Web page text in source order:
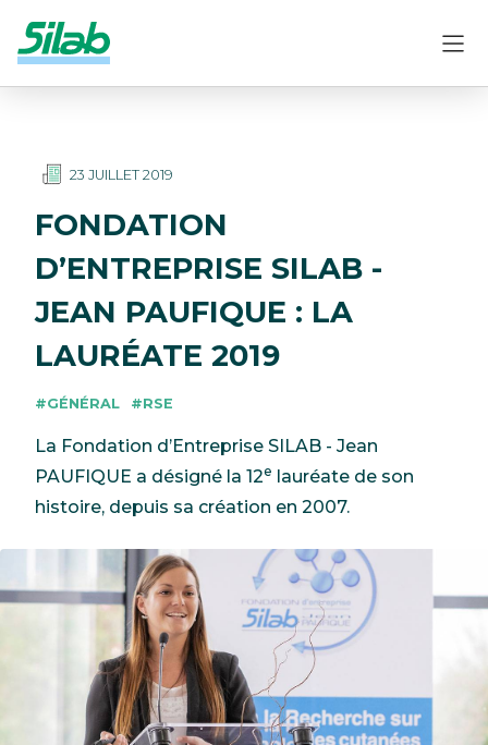
23 JUILLET 2019
FONDATION
D’ENTREPRISE SILAB -
JEAN PAUFIQUE : LA
LAURÉATE 2019
#GÉNÉRAL #RSE
La Fondation d’Entreprise SILAB - Jean
PAUFIQUE a désigné la 12e lauréate de son
histoire, depuis sa création en 2007.